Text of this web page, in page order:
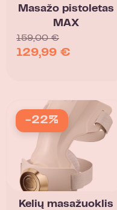
Masažo pistoletas
MAX
159,00€
129,99 €
-22%
Kelių masažuoklis